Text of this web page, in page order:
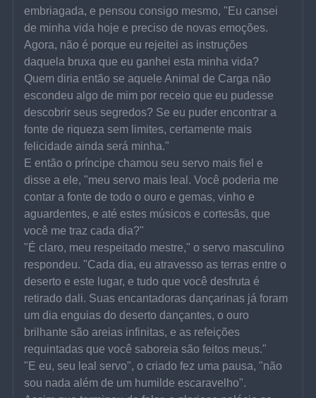
embriagada, e pensou consigo mesmo, "Eu cansei
de minha vida hoje e preciso de novas emoções.
Agora, não é porque eu rejeitei as instruções
daquela bruxa que eu ganhei esta minha vida?
Quem diria então se aquele Animal de Carga não
escondeu algo de mim por receio que eu pudesse
descobrir seus segredos? Se eu puder encontrar a
fonte de riqueza sem limites, certamente mais
felicidade ainda será minha."
E então o príncipe chamou seu servo mais fiel e
disse a ele, "meu servo mais leal. Você poderia me
contar a fonte de todo o ouro e gemas, vinho e
aguardentes, e até estes músicos e cortesãs, que
você me traz cada dia?"
"É claro, meu respeitado mestre," o servo masculino
respondeu. "Cada dia, eu atravesso as terras entre o
deserto e este lugar, e tudo que você desfruta é
retirado dali. Suas encantadoras dançarinas já foram
um dia enguias do deserto dançantes, o ouro
brilhante são areias infinitas, e as refeições
requintadas que você saboreia são feitos meus."
"E eu, seu leal servo", o criado fez uma pausa, "não
sou nada além de um humilde escaravelho".